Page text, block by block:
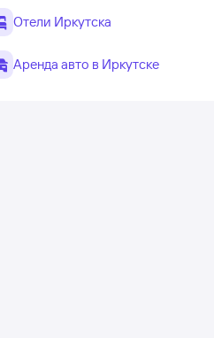
Отели Иркутска
Аренда авто в Иркутске